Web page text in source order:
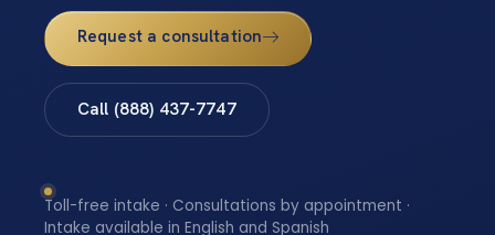
Request a consultation
Call (888) 437-7747
Toll-free intake · Consultations by appointment ·
Intake available in English and Spanish